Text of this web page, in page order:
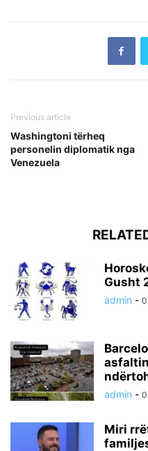
Previous article
Washingtoni tërheq
personelin diplomatik nga
Venezuela
Gusht
admin -
admin -
Miri